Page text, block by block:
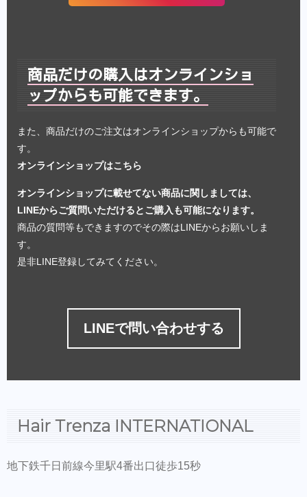
商品だけの購入はオンラインショ
ップからも可能できます。
また、商品だけのご注文はオンラインショップからも可能で
す。
オンラインショップはこちら
オンラインショップに載せてない商品に関しましては、
LINEからご質問いただけるとご購入も可能になります。
商品の質問等もできますのでその際はLINEからお願いしま
す。
是非LINE登録してみてください。
LINEで問い合わせする
Hair Trenza INTERNATIONAL
地下鉄千日前線今里駅4番出口徒歩15秒